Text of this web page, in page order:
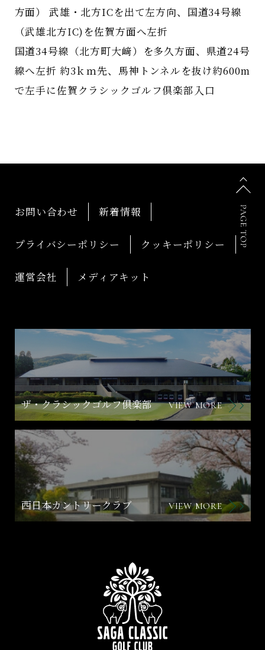
方面） 武雄・北方ICを出て左方向、国道34号線
（武雄北方IC)を佐賀方面へ左折
国道34号線（北方町大﨑）を多久方面、県道24号
線へ左折 約3ｋｍ先、馬神トンネルを抜け約600m
で左手に佐賀クラシックゴルフ倶楽部入口
お問い合わせ 新着情報
プライバシーポリシー クッキーポリシー
運営会社 メディアキット
ザ・クラシックゴルフ倶楽部 VIEW MORE
西日本カントリークラブ VIEW MORE